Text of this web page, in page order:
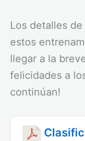
Los detalles
estos
llegar a la
felicidades a
continúan!